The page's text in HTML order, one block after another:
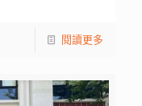
閱讀更多